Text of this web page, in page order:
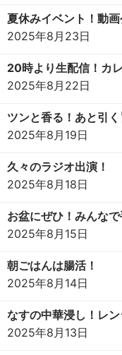
夏休みイベント！動画
2025年8月23日
20時より生配信！カ
2025年8月22日
ツンと香る！あと引
2025年8月19日
久々のラジオ出演！
2025年8月18日
お盆にぜひ！みんな
2025年8月15日
朝ごはんは腸活！
2025年8月14日
なすの中華浸し！レン
2025年8月13日